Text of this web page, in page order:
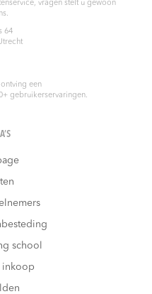
vragen stelt u gewoon
64
een
+ gebruikerservaringen.
school
inkoop